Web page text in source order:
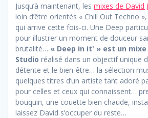
Jusqu’à maintenant, les mixes de David
loin d’être orientés « Chill Out Techno
qui arrive cette fois-ci. Une Deep
pour illustrer un moment de douceur
brutalité… « Deep in it' » est un mixe
Studio réalisé dans un objectif unique
détente et le bien-être… la sélection
quelques titres d’un artiste tant adoré
pour celles et ceux qui connaissent…
bouquin, une couette bien chaude,
laissez David s’occuper du reste…